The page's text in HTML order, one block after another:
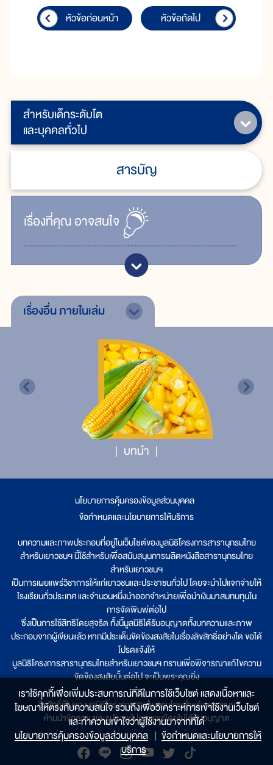
สำหรับเด็กระดับโต
และบุคคลทั่วไป
สารบัญ
เรื่ิองที่คุณอาจสนใจ
หัวข้อก่อนหน้า หัวข้อถัดไป
เรื่องอื่นภายในเล่ม
บทนำ
นโยบายการคุ้มครองข้อมูลส่วนบุคคล
ข้อกำหนดและนโยบายการให้บริการ
บทความและภาพประกอบที่อยู่ในเว็บไซต์ของมูลนิธิโครงการสารานุกรมไทย
สำหรับเยาวชนฯ นี้ใช้สำหรับเพื่อสนับสนุนการผลิตหนังสือสารานุกรมไทย
สำหรับเยาวชนฯ
เป็นการเผยแพร่วิชาการให้แก่เยาวชนและประชาชนทั่วไป โดยจะนำไปแจกจ่ายให้
โรงเรียนทั่วประเทศ และจำนวนหนึ่งนำออกจำหน่ายเพื่อนำเงินมาสมทบทุนใน
การจัดพิมพ์ต่อไป
ซึ่งเป็นการใช้สิทธิโดยสุจริต ทั้งนี้มูลนิธิได้รับอนุญาตทั้งบทความและภาพ
ประกอบจากผู้เขียนแล้ว หากมีประเด็นขัดข้องสงสัยในเรื่องลิขสิทธิ์อย่างใด ขอได้
โปรดแจ้งให้
มูลนิธิโครงการสารานุกรมไทยสำหรับเยาวชนฯ ทราบเพื่อพิจารณาแก้ไขความ
ขัดข้องสงสัยนั้นต่อไป จะเป็นพระคุณยิ่ง
ลิขสิทธิ์เป็นของมูลนิธิโครงการสารานุกรมไทยสำหรับเยาวชนฯ
ห้ามนำข้อความและรูปภาพไปเผยแพร่โดยไม่ได้รับอนุญาต
เราใช้คุกกี้เพื่อเพิ่มประสบการณ์ที่ดีในการใช้เว็บไซต์ แสดงเนื้อหาและ
โฆษณาให้ตรงกับความสนใจ รวมถึงเพื่อวิเคราะห์การเข้าใช้งานเว็บไซต์
และทำความเข้าใจว่าผู้ใช้งานมาจากที่ใด๋
นโยบายการคุ้มครองข้อมูลส่วนบุคคล | ข้อกำหนดและนโยบายการให้
บริการ